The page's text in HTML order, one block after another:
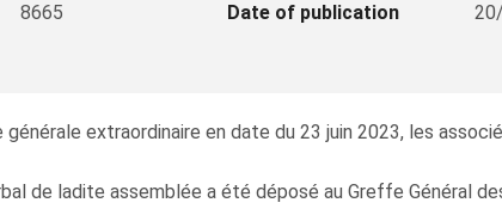
8665 Date of publication
extraordinaire en date du 23 juin 2023, les
de ladite assemblée a été déposé au Greffe Général